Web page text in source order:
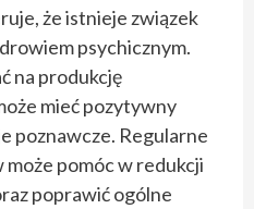
że istnieje związek
psychicznym.
na produkcję
mieć pozytywny
poznawcze. Regularne
pomóc w redukcji
poprawić ogólne